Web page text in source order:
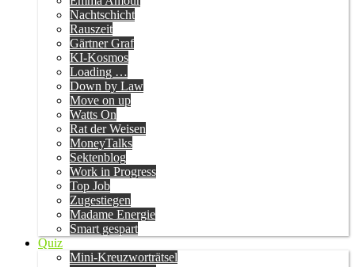
Nachtschicht
Rauszeit
Gärtner Graf
KI-Kosmos
Loading …
Down by Law
Move on up
Watts On
Rat der Weisen
MoneyTalks
Sektenblog
Work in Progress
Top Job
Zugestiegen
Madame Energie
Smart gespart
Quiz
Mini-Kreuzworträtsel